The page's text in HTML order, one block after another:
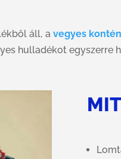
áll, a vegyes
hulladékot egyszerre